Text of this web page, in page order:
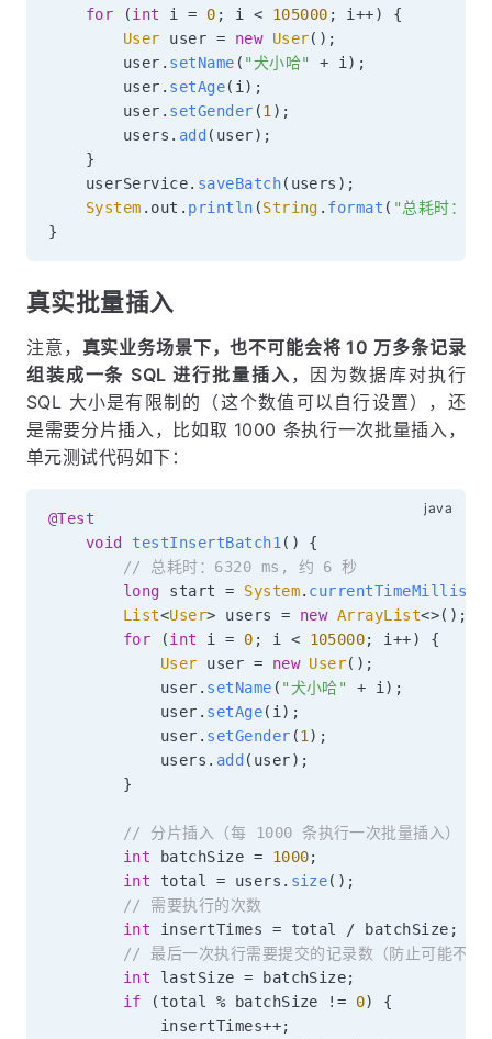
for
(int i = 0 ; i < 105000 ; i ++)
{
User user = new User( ) ;
        user
. setName ( "犬小哈" + i ) ;
        user
. setAge( i ) ;
        user
. setGender (1 ) ;
        users
. add ( user) ;
}
    userService
. saveBatch( users ) ;
System . out . println (String . format ( "总耗时：
}
真实批量插入
注意， 真实业务场景下，也不可能会将 10 万多条记录
组装成一条 SQL 进行批量插入 ，因为数据库对执行
SQL 大小是有限制的（这个数值可以自行设置），还
是需要分片插入，比如取 1000 条执行一次批量插入，
单元测试代码如下：
@Test
void
testInsertBatch1 ( )
{
// 总耗时：6320 ms, 约 6 秒
long start = System. currentTimeMillis
List<User> users = new ArrayList<>( ) ;
for
(int i = 0 ; i < 105000; i ++)
{
User user = new User( ) ;
            user
. setName ( "犬小哈" + i ) ;
            user
. setAge( i ) ;
            user
. setGender (1 ) ;
            users
. add ( user) ;
}
// 分片插入（每 1000 条执行一次批量插入）
int batchSize = 1000;
int total = users . size( ) ;
// 需要执行的次数
int insertTimes = total / batchSize ;
// 最后一次执行需要提交的记录数（防止可能不
int lastSize = batchSize;
if
( total % batchSize != 0)
{
            insertTimes
++;